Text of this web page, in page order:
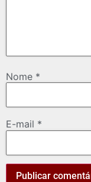
Nome *
E-mail *